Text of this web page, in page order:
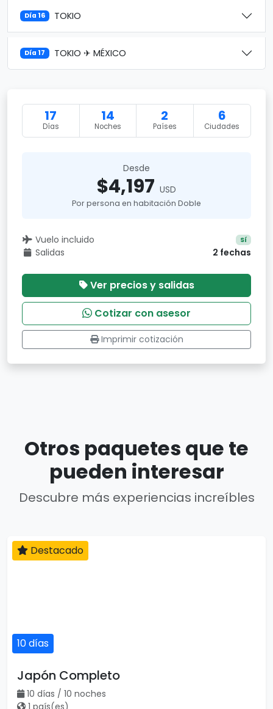
Día 16 TOKIO
Día 17 TOKIO ✈ MÉXICO
17
Días
14
Noches
2
Países
6
Ciudades
Desde
$4,197 USD
Por persona en habitación Doble
Vuelo incluido Sí
Salidas 2 fechas
Ver precios y salidas
Cotizar con asesor
Imprimir cotización
Otros paquetes que te
pueden interesar
Descubre más experiencias increíbles
10 días
Destacado
Japón Completo
10 días / 10 noches
1 país(es)